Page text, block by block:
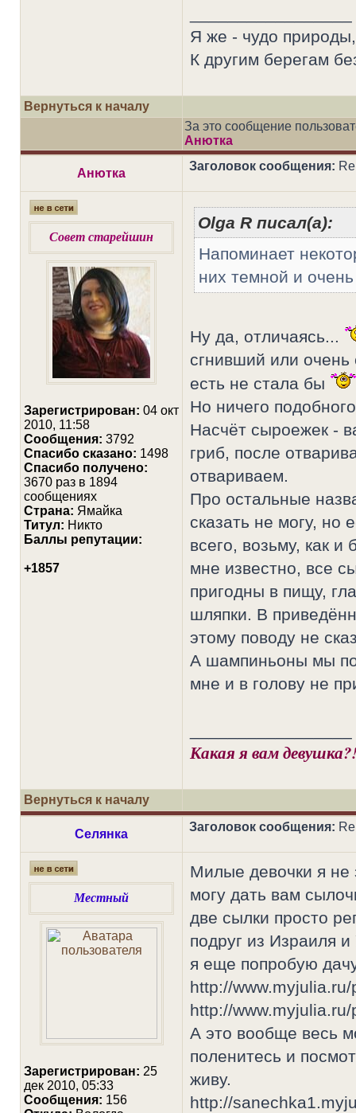
Я же - чудо
К другим берегам
Вернуться к началу
За это сообщение
Анютка
Анютка
Заголовок сообщения:
Совет старейшин
Зарегистрирован: 04 окт
2010, 11:58
Сообщения: 3792
Cпасибо сказано: 1498
Спасибо получено:
3670 раз в 1894
сообщениях
Страна: Ямайка
Титул: Никто
Баллы репутации:
+1857
Olga R писал(а):
Напоминает
них темной и
Ну да, отличаясь...
сгнивший или
есть не стала бы
Но ничего
Насчёт сыроежек -
гриб, после
отвариваем.
Про остальные
сказать не могу, но
всего, возьму, как и
мне известно, все
пригодны в пищу,
шляпки. В
этому поводу не
А шампиньоны мы
мне и в голову не
Какая я вам
Вернуться к началу
Селянка
Заголовок сообщения:
Местный
Зарегистрирован: 25
дек 2010, 05:33
Сообщения: 156
Милые девочки я не
могу дать вам
две сылки просто
подруг из Израиля
я еще попробую
http://
http://
А это вообще весь
поленитесь и
живу.
http://